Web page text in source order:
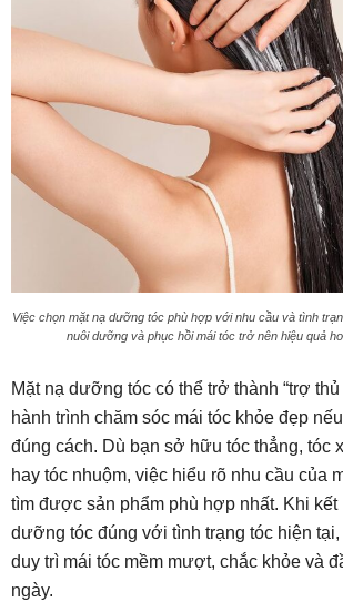
Việc chọn mặt nạ dưỡng tóc phù hợp với nhu cầu và tình
nuôi dưỡng và phục hồi mái tóc trở nên hiệu quả
Mặt nạ dưỡng tóc có thể trở thành “trợ
hành trình chăm sóc mái tóc khỏe đẹp
đúng cách. Dù bạn sở hữu tóc thẳng, tóc
hay tóc nhuộm, việc hiểu rõ nhu cầu của
tìm được sản phẩm phù hợp nhất. Khi kết
dưỡng tóc đúng với tình trạng tóc hiện
duy trì mái tóc mềm mượt, chắc khỏe và
ngày.